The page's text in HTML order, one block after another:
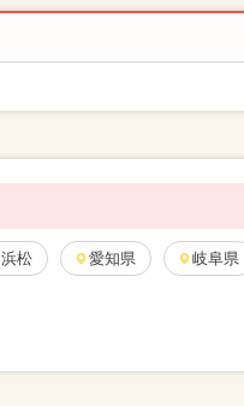
浜松 愛知県 岐阜県